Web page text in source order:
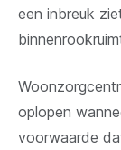
een inbreuk
oplopen
voorwaarde